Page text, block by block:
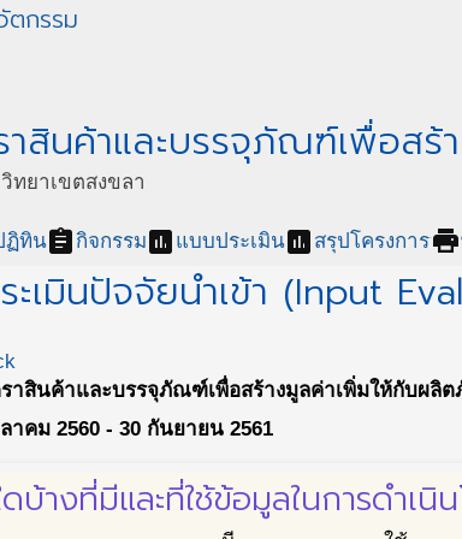
ตกรรม
าสินค้าและบรรจุภัณฑ์เพื่อส
ยาเขตสงขลา
ฏิทินassignmentกิจกรรมassessment แบบประเมินassessment สรุปโครงการprint
เมินปัจจัยนำเข้า (Input
ราสินค้าและบรรจุภัณฑ์เพื่อสร้างมูลค่าเพิ่มให้กับผ
าคม 2560 - 30 กันยายน 2561
บ้างที่มีและที่ใช้ข้อมูลในการดำเนิ